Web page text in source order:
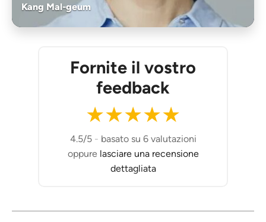
Kang Mal-geum
Fornite il vostro
feedback
★★★★★
4.5/5 - basato su 6 valutazioni
oppure lasciare una recensione
dettagliata